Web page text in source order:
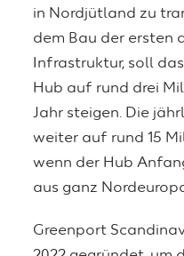
in Nordjütland zu
dem Bau der ersten
Infrastruktur, soll
Hub auf rund drei
Jahr steigen. Die
weiter auf rund 15
wenn der Hub
aus ganz
Greenport